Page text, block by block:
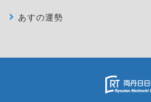
あすの運勢